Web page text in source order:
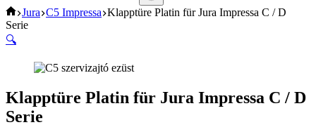
Keine
Ergebnisse
Start
Jura C5 Impressa Klapptüre Platin für Jura Impressa C / D
Serie
🔍
Klapptüre Platin für Jura Impressa C / D
Serie